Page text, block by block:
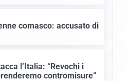
comasco: accusato di
l’Italia: “Revochi i
contromisure”